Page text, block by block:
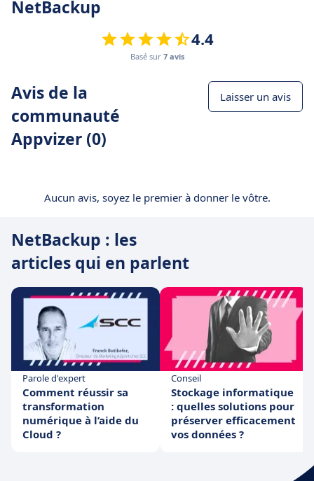
NetBackup
4.4
Basé sur 7 avis
Avis de la
communauté
Appvizer (0)
Laisser un avis
Aucun avis, soyez le premier à donner le vôtre.
NetBackup : les
articles qui en parlent
Parole d'expert
Comment réussir sa
transformation
numérique à l’aide du
Cloud ?
Conseil
Stockage informatique
: quelles solutions pour
préserver efficacement
vos données ?